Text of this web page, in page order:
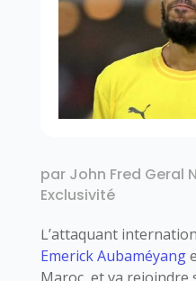
par John Fred Geral
Exclusivité
L’attaquant
Emerick Aubaméyang